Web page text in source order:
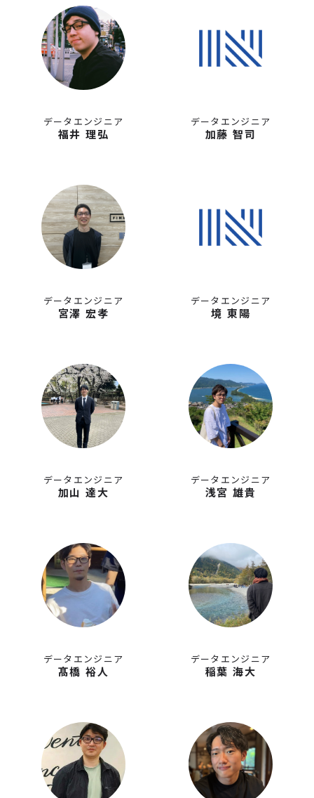
データエンジニア
福井 理弘
データエンジニア
加藤 智司
データエンジニア
宮澤 宏孝
データエンジニア
境 東陽
データエンジニア
加山 達大
データエンジニア
浅宮 雄貴
データエンジニア
髙橋 裕人
データエンジニア
稲葉 海大